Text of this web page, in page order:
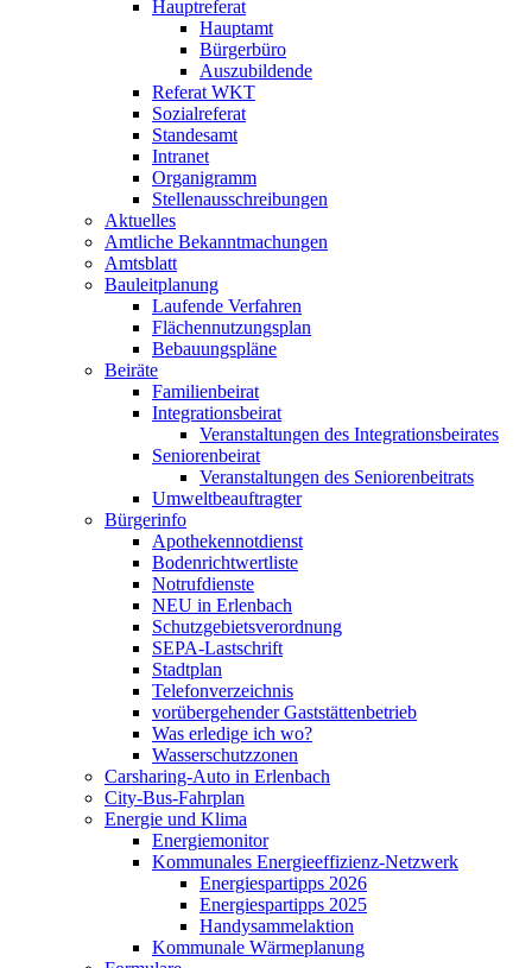
Hauptreferat
Hauptamt
Bürgerbüro
Auszubildende
Referat WKT
Sozialreferat
Standesamt
Intranet
Organigramm
Stellenausschreibungen
Aktuelles
Amtliche Bekanntmachungen
Amtsblatt
Bauleitplanung
Laufende Verfahren
Flächennutzungsplan
Bebauungspläne
Beiräte
Familienbeirat
Integrationsbeirat
Veranstaltungen des Integrationsbeirates
Seniorenbeirat
Veranstaltungen des Seniorenbeitrats
Umweltbeauftragter
Bürgerinfo
Apothekennotdienst
Bodenrichtwertliste
Notrufdienste
NEU in Erlenbach
Schutzgebietsverordnung
SEPA-Lastschrift
Stadtplan
Telefonverzeichnis
vorübergehender Gaststättenbetrieb
Was erledige ich wo?
Wasserschutzzonen
Carsharing-Auto in Erlenbach
City-Bus-Fahrplan
Energie und Klima
Energiemonitor
Kommunales Energieeffizienz-Netzwerk
Energiespartipps 2026
Energiespartipps 2025
Handysammelaktion
Kommunale Wärmeplanung